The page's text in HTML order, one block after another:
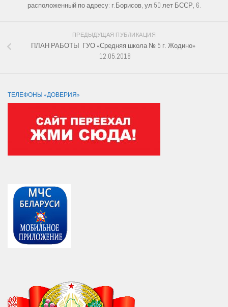
расположенный по адресу: г.Борисов, ул.50 лет БССР, 6.
ПРЕДЫДУЩАЯ ПУБЛИКАЦИЯ
ПЛАН РАБОТЫ ГУО «Средняя школа № 5 г. Жодино»
12.05.2018
ТЕЛЕФОНЫ «ДОВЕРИЯ»